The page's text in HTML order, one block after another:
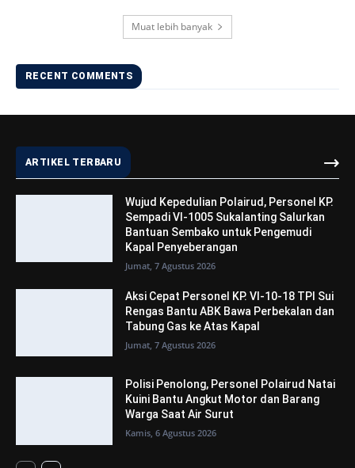
Muat lebih banyak
RECENT COMMENTS
ARTIKEL TERBARU
Wujud Kepedulian Polairud, Personel KP.
Sempadi VI-1005 Sukalanting Salurkan
Bantuan Sembako untuk Pengemudi
Kapal Penyeberangan
Jumat, 7 Agustus 2026
Aksi Cepat Personel KP. VI-10-18 TPI Sui
Rengas Bantu ABK Bawa Perbekalan dan
Tabung Gas ke Atas Kapal
Jumat, 7 Agustus 2026
Polisi Penolong, Personel Polairud Natai
Kuini Bantu Angkut Motor dan Barang
Warga Saat Air Surut
Kamis, 6 Agustus 2026